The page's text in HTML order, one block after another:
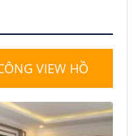
VIEW HỒ